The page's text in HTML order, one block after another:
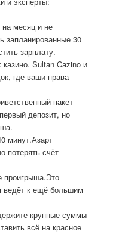
на месяц и не
запланированные 30
зарплату.
казино. Sultan Cazino и
где ваши права
пакет
депозит, но
минут.Азарт
потерять счёт
проигрыша.Это
ведёт к ещё большим
крупные суммы
всё на красное